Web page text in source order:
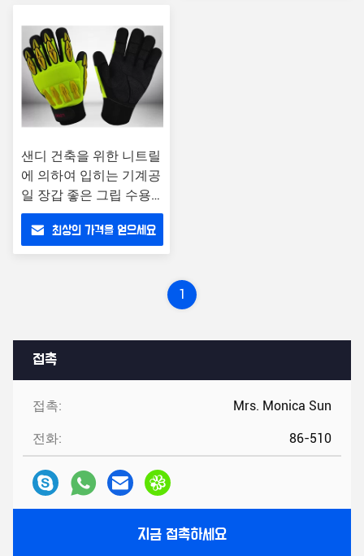
접촉
접촉: Mrs. Monica Sun
전화: 86-510
지금 접촉하세요
샌디 건축을 위한 니트릴
에 의하여 입히는 기계공
일 장갑 좋은 그립 수용
량
최상의 가격을 얻으세요
1